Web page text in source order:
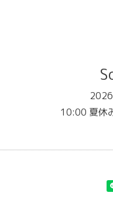
10:00 夏休